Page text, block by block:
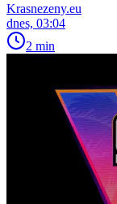
Krasnezeny.eu
dnes, 03:04
2 min